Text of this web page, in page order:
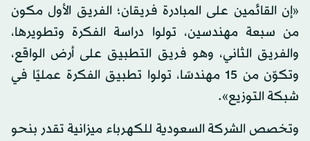
«إن القائمين على المبادرة فريقان؛ الفريق الأول مكون
من سبعة مهندسين، تولوا دراسة الفكرة وتطويرها،
والفريق الثاني، وهو فريق التطبيق على أرض الواقع،
وتكوّن من 15 مهندسًا، تولوا تطبيق الفكرة عمليًا في
شبكة التوزيع».
وتخصص الشركة السعودية للكهرباء ميزانية تقدر بنحو